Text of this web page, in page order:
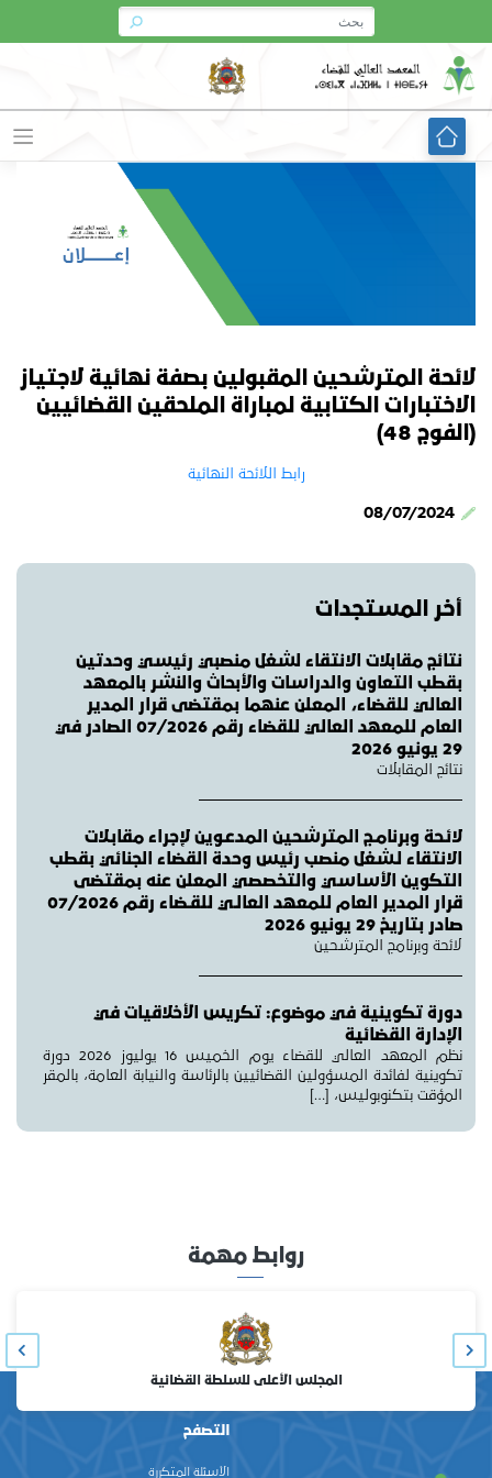
content
لائحة المترشحين المقبولين بصفة نهائية لاجتياز
الاختبارات الكتابية لمباراة الملحقين القضائيين
(الفوج 48)
رابط اللائحة النهائية
08/07/2024
أخر المستجدات
نتائج مقابلات الانتقاء لشغل منصبي رئيسي وحدتين
بقطب التعاون والدراسات والأبحاث والنشر بالمعهد
العالي للقضاء، المعلن عنهما بمقتضى قرار المدير
العام للمعهد العالي للقضاء رقم 07/2026 الصادر في
29 يونيو 2026
نتائج المقابلات
لائـحة وبرنامـج المترشحين المدعـوين لإجراء مقابـلات
الانتقاء لـشغل منصب رئيس وحدة القضاء الجنائي بقطب
التكوين الأساسي والتخصصي المعلن عنه بمقتضى
قرار المدير العام للمعهد العالـي للقـضاء رقم 07/2026
صادر بتاريخ 29 يونيو 2026
لائحة وبرنامج المترشحين
دورة تكوينية في موضوع: تكريس الأخلاقيات في
الإدارة القضائية
نظم المعهد العالي للقضاء يوم الخميس 16 يوليوز 2026 دورة
تكوينية لفائدة المسؤولين القضائيين بالرئاسة والنيابة العامة، بالمقر
المؤقت بتكنوبوليس، […]
روابط مهمة
المجلس الأعلى للسلطة القضائية
التصفح
الأسئلة المتكررة